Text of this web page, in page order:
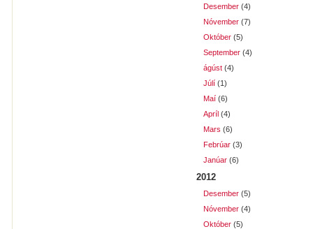
Desember (4)
Nóvember (7)
Október (5)
September (4)
ágúst (4)
Júlí (1)
Maí (6)
Apríl (4)
Mars (6)
Febrúar (3)
Janúar (6)
2012
Desember (5)
Nóvember (4)
Október (5)